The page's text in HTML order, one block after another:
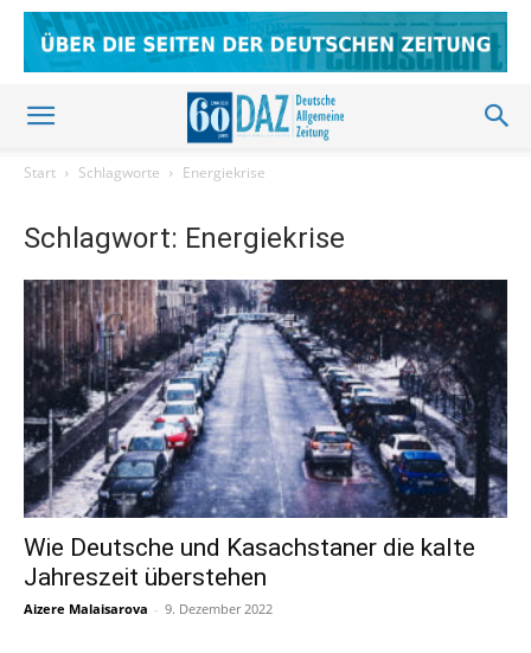
Start Schlagworte Energiekrise
Schlagwort: Energiekrise
Wie Deutsche und Kasachstaner die kalte
Jahreszeit überstehen
Aizere Malaisarova - 9. Dezember 2022